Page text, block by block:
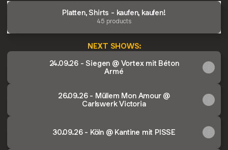
Platten, Shirts - kaufen, kaufen!
45 products
NEXT SHOWS:
24.09.26 - Siegen @ Vortex mit Béton
Armé
26.09.26 - Müllem Mon Amour @
Carlswerk Victoria
30.09.26 - Köln @ Kantine mit PISSE